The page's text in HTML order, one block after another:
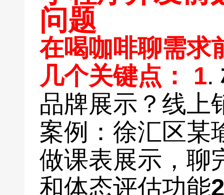
问题
在喝咖啡聊需求
几个关键点： 1.
品牌展示？线上
案例：徐汇区某
做课表展示，聊
和体态评估功能